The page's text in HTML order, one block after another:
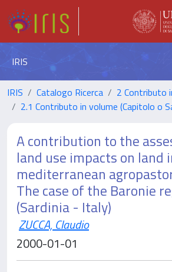
IRIS
IRIS Catalogo Ricerca
2 Contributo
2.1 Contributo in volume (Capitolo o
A contribution to the
land use impacts on land
mediterranean
The case of the Baronie
(Sardinia - Italy)
ZUCCA, Claudio
2000-01-01